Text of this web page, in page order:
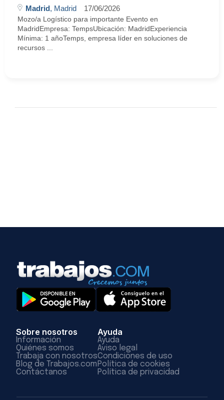
Madrid, Madrid 17/06/2026
Mozo/a Logístico para importante Evento en
MadridEmpresa: TempsUbicación: MadridExperiencia
Mínima: 1 añoTemps, empresa líder en soluciones de
recursos ...
Sobre nosotros
Información
Quiénes somos
Trabaja con nosotros
Blog de Trabajos.com
Contáctanos
Ayuda
Ayuda
Aviso legal
Condiciones de uso
Política de cookies
Política de privacidad